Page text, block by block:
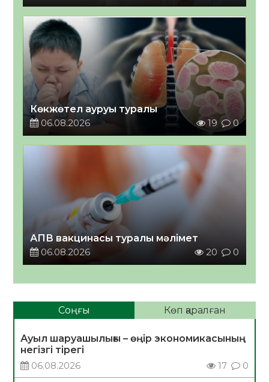
Көкжөтел ауруы туралы
06.08.2026
19 0
АПВ вакцинасы туралы мәлімет
06.08.2026
20 0
Соңғы Көп қаралған
Ауыл шаруашылығы – өңір экономикасының
негізгі тірегі
06.08.2026
17 0